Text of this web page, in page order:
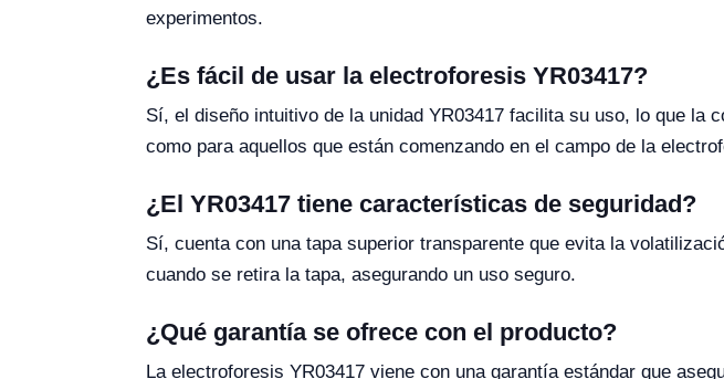
experimentos.
¿Es fácil de usar la electroforesis YR03417?
Sí, el diseño intuitivo de la unidad YR03417 facilita su uso, lo que la
como para aquellos que están comenzando en el campo de la
¿El YR03417 tiene características de seguridad?
Sí, cuenta con una tapa superior transparente que evita la
cuando se retira la tapa, asegurando un uso seguro.
¿Qué garantía se ofrece con el producto?
La electroforesis YR03417 viene con una garantía estándar que